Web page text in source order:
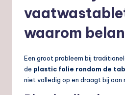
waarom
Een groot probleem bij
de plastic folie rondom de
niet volledig op en draagt bij aan